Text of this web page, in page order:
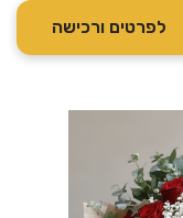
לפרטים ורכישה